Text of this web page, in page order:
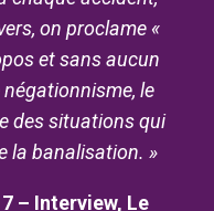
on proclame «
et sans aucun
le
des situations qui
la banalisation. »
– Interview, Le